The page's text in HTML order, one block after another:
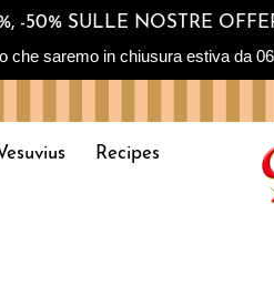
-50% SULLE NOSTRE
che saremo in chiusura estiva da
Recipes